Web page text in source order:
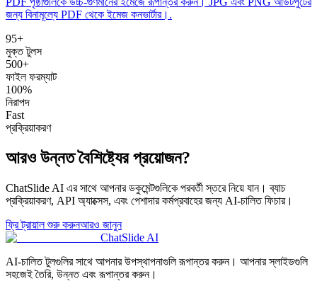
জন্য বিনামূল্যে PDF থেকে ইমেজ কনভার্টার। .
95+
মুক্ত টুলস
500+
ফাইল ফরম্যাট
100%
নিরাপদ
Fast
প্রক্রিয়াকরণ
আরও উন্নত বৈশিষ্ট্যের প্রয়োজন?
ChatSlide AI এর সাথে আপনার ডকুমেন্টগুলিকে পরবর্তী স্তরে নিয়ে যান। ব্যাচ
প্রক্রিয়াকরণ, API অ্যাক্সেস, এবং পেশাদার কর্মপ্রবাহের জন্য AI-চালিত ফিচার।
ফ্রি ট্রায়াল শুরু করুনআরও জানুন
ChatSlide AI
AI-চালিত টুলগুলির সাথে আপনার উপস্থাপনাগুলি রূপান্তর করুন। আপনার স্লাইডগুলি
সহজেই তৈরি, উন্নত এবং রূপান্তর করুন।